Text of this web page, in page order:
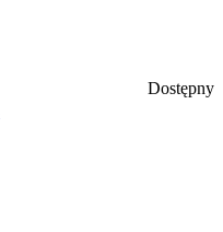
Dostępny